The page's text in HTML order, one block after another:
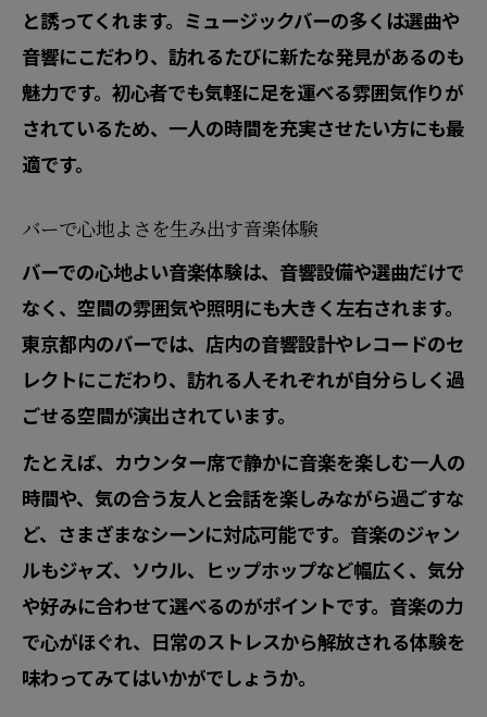
と誘ってくれます。ミュージックバーの多くは選曲や
音響にこだわり、訪れるたびに新たな発見があるのも
魅力です。初心者でも気軽に足を運べる雰囲気作りが
されているため、一人の時間を充実させたい方にも最
適です。
バーで心地よさを生み出す音楽体験
バーでの心地よい音楽体験は、音響設備や選曲だけで
なく、空間の雰囲気や照明にも大きく左右されます。
東京都内のバーでは、店内の音響設計やレコードのセ
レクトにこだわり、訪れる人それぞれが自分らしく過
ごせる空間が演出されています。
たとえば、カウンター席で静かに音楽を楽しむ一人の
時間や、気の合う友人と会話を楽しみながら過ごすな
ど、さまざまなシーンに対応可能です。音楽のジャン
ルもジャズ、ソウル、ヒップホップなど幅広く、気分
や好みに合わせて選べるのがポイントです。音楽の力
で心がほぐれ、日常のストレスから解放される体験を
味わってみてはいかがでしょうか。